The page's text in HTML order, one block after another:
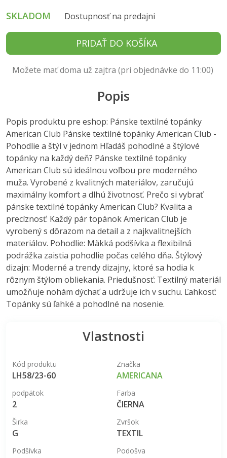
SKLADOM Dostupnosť na predajni
PRIDAŤ DO KOŠÍKA
Možete mať doma už zajtra (pri objednávke do 11:00)
Popis
Popis produktu pre eshop: Pánske textilné topánky
American Club Pánske textilné topánky American Club -
Pohodlie a štýl v jednom Hľadáš pohodlné a štýlové
topánky na každý deň? Pánske textilné topánky
American Club sú ideálnou voľbou pre moderného
muža. Vyrobené z kvalitných materiálov, zaručujú
maximálny komfort a dlhú životnosť. Prečo si vybrať
pánske textilné topánky American Club? Kvalita a
precíznosť: Každý pár topánok American Club je
vyrobený s dôrazom na detail a z najkvalitnejších
materiálov. Pohodlie: Mäkká podšívka a flexibilná
podrážka zaistia pohodlie počas celého dňa. Štýlový
dizajn: Moderné a trendy dizajny, ktoré sa hodia k
rôznym štýlom obliekania. Priedušnosť: Textilný materiál
umožňuje nohám dýchať a udržuje ich v suchu. Ľahkosť:
Topánky sú ľahké a pohodlné na nosenie.
Vlastnosti
Kód produktu
LH58/23-60
Značka
AMERICANA
podpätok
2
Farba
ČIERNA
Širka
G
Zvršok
TEXTIL
Podšívka Podošva